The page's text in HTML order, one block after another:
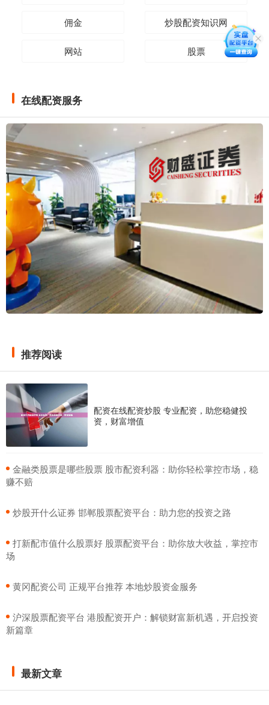
佣金 炒股配资知识网
网站 股票
在线配资服务
推荐阅读
配资在线配资炒股 专业配资，助您稳健投
资，财富增值
​金融类股票是哪些股票 股市配资利器：助你轻松掌控市场，稳
赚不赔
​炒股开什么证券 邯郸股票配资平台：助力您的投资之路
​打新配市值什么股票好 股票配资平台：助你放大收益，掌控市
场
​黄冈配资公司 正规平台推荐 本地炒股资金服务
​沪深股票配资平台 港股配资开户：解锁财富新机遇，开启投资
新篇章
最新文章